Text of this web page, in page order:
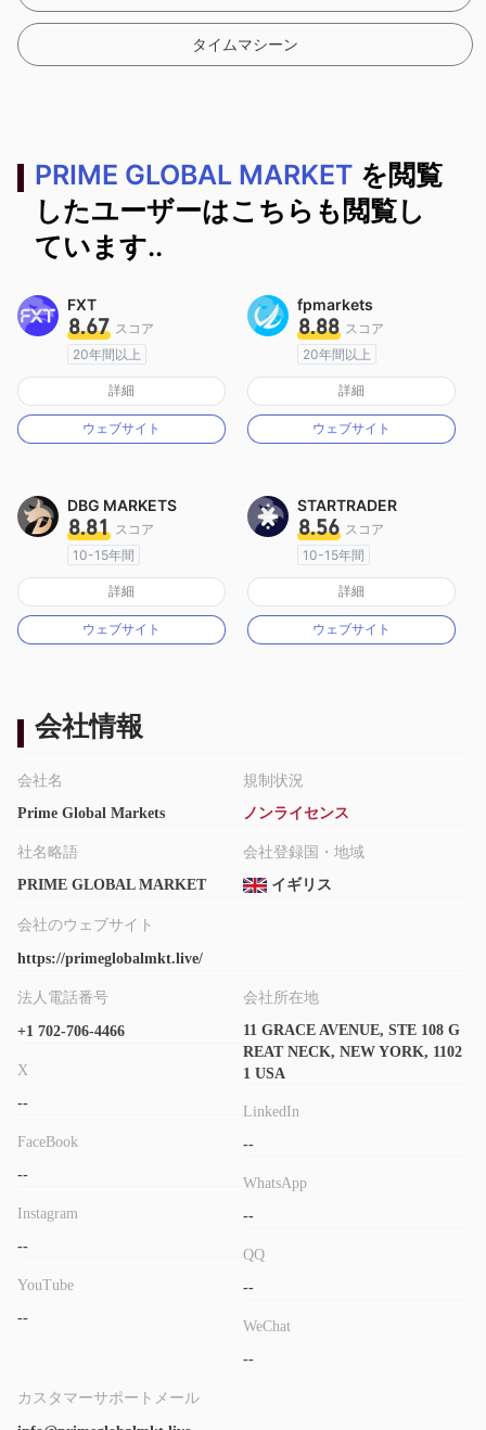
タイムマシーン
PRIME GLOBAL MARKET を閲覧
したユーザーはこちらも閲覧し
ています..
FXT
8.67 スコア
20年間以上
オーストラリア規制
マーケットメイキングライセンス（MM）
MT4フルライセンス
詳細
ウェブサイト
fpmarkets
8.88 スコア
20年間以上
オーストラリア規制
マーケットメイキングライセンス（MM）
MT4フルライセンス
詳細
ウェブサイト
DBG MARKETS
8.81 スコア
10-15年間
オーストラリア規制
マーケットメイキングライセンス（MM）
MT4フルライセンス
詳細
ウェブサイト
STARTRADER
8.56 スコア
10-15年間
オーストラリア規制
マーケットメイキングライセンス（MM）
MT4フルライセンス
詳細
ウェブサイト
会社情報
会社名
Prime Global Markets
社名略語
PRIME GLOBAL MARKET
規制状況
ノンライセンス
会社登録国・地域
イギリス
会社のウェブサイト
https://primeglobalmkt.live/
法人電話番号
+1 702-706-4466
X
--
FaceBook
--
Instagram
--
YouTube
--
会社所在地
11 GRACE AVENUE, STE 108 G
REAT NECK, NEW YORK, 1102
1 USA
LinkedIn
--
WhatsApp
--
QQ
--
WeChat
--
カスタマーサポートメール